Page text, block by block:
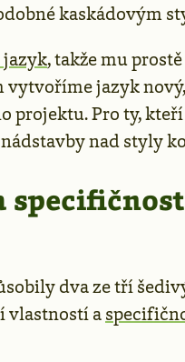
kaskádovým
jazyk, takže mu
vytvoříme jazyk
projektu. Pro ty,
nad styly
dva ze tří
vlastností a